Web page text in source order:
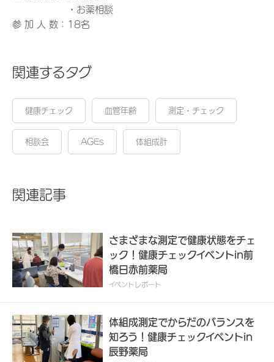
・お薬相談
参 加 人 数：18名
関連するタグ
健康チェック 血管年齢 測定・チェック
相談会 AGEs 体組成計
関連記事
さまざまな測定で健康状態をチェ
ック！健康チェックイベントin前
橋日赤前薬局
イベントレポート
体組成測定でからだのバランスを
知ろう！健康チェックイベントin
辰野薬局